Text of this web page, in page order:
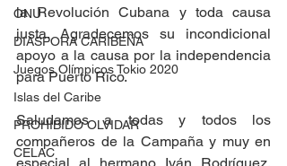
ONU
DIÁSPORA CARIBEÑA
Juegos Olímpicos Tokio 2020
Islas del Caribe
PROHIBIDO OLVIDAR
CELAC
la Revolución Cubana y toda causa
justa. Agradecemos su incondicional
apoyo a la causa por la independencia
para Puerto Rico.
Saludamos a todas y todos los
compañeros de la Campaña y muy en